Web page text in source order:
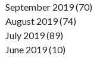
September 2019 (70)
August 2019 (74)
July 2019 (89)
June 2019 (10)